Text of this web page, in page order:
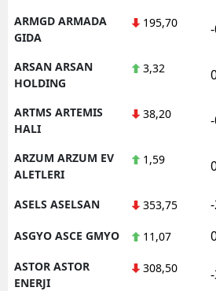
ARMGD ARMADA
GIDA
195,70
ARSAN ARSAN
HOLDING
3,32
ARTMS ARTEMIS
HALI
38,20
ARZUM ARZUM EV
ALETLERI
1,59
ASELS ASELSAN 353,75
ASGYO ASCE GMYO 11,07
ASTOR ASTOR
ENERJI
308,50